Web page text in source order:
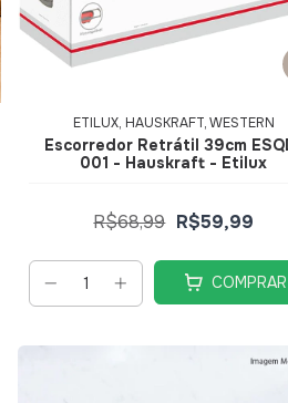
ETILUX, HAUSKRAFT, WESTERN
Escorredor Retrátil 39cm
001 - Hauskraft - Etilux
R$68,99 R$59,99
COMPRAR